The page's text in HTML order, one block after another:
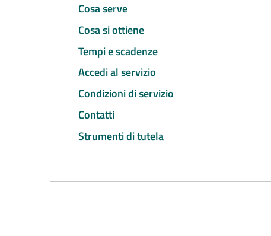
Cosa serve
Cosa si ottiene
Tempi e scadenze
Accedi al servizio
Condizioni di servizio
Contatti
Strumenti di tutela